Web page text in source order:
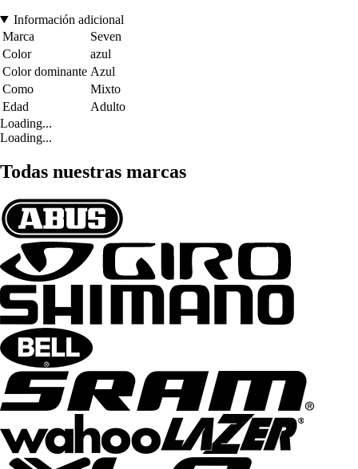
Información adicional
Marca
Seven
Color
azul
Color dominante Azul
Como
Mixto
Edad
Adulto
Loading...
Loading...
Todas nuestras marcas